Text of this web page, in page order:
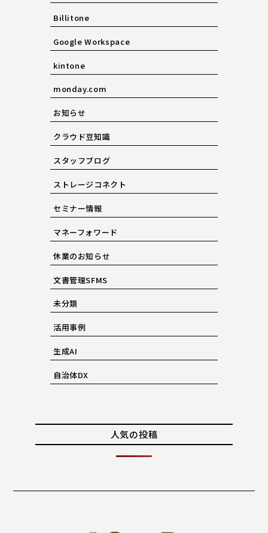
Billitone
Google Workspace
kintone
monday.com
お知らせ
クラウド豆知識
スタッフブログ
ストレージコネクト
セミナー情報
マネーフォワード
休業のお知らせ
文書管理SFMS
未分類
活用事例
生成AI
自治体DX
人気の投稿